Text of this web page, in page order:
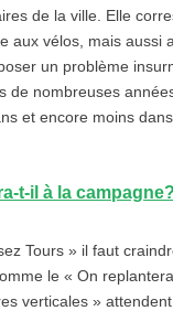
de la ville. Elle
aux vélos, mais
un problème
nombreuses
et encore moins
t-il à la campagne?
Tours » il faut
le « On
verticales »